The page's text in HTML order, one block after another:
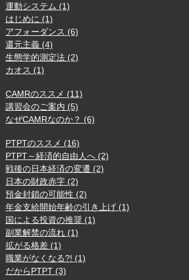
運動システム (1)
はじめに (1)
アフォーダンス (6)
還元主義 (4)
生態学的測定法 (2)
カオス (1)
CAMRのススメ (11)
講習会のご案内 (5)
なぜCAMRなのか？ (6)
PTPTのススメ (16)
PTPT～経済的自由人へ (2)
戦後の日本経済の変遷 (2)
日本の財政赤字 (2)
預金封鎖の可能性 (2)
年金支給開始年齢の引き上げ (1)
国による投資の推奨 (1)
副業解禁の流れ (1)
拡がる格差 (1)
職業がなくなる?! (1)
だからPTPT (3)